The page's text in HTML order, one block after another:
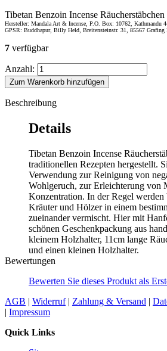
Tibetan Benzoin Incense Räucherstäbchen
Hersteller: Mandala Art & Incense, P.O. Box: 10762, Kathmandu
GPSR: Buddhapur, Billy Held, Breitensteinstr. 31, 85567 Grafing
7 verfügbar
Anzahl:
Zum Warenkorb hinzufügen
Beschreibung
Details
Tibetan Benzoin Incense
traditionellen Rezepten hergestellt.
Verwendung zur Reinigung von
Wohlgeruch, zur Erleichterung von
Konzentration. In der Regel werden
Kräuter und Hölzer in einem
zueinander vermischt. Hier mit
schönen Geschenkpackung aus
kleinem Holzhalter, 11cm lange
und einen kleinen Holzhalter.
Bewertungen
Bewerten Sie dieses Produkt als
AGB | Widerruf| Zahlung & Versand |
| Impressum
Quick Links